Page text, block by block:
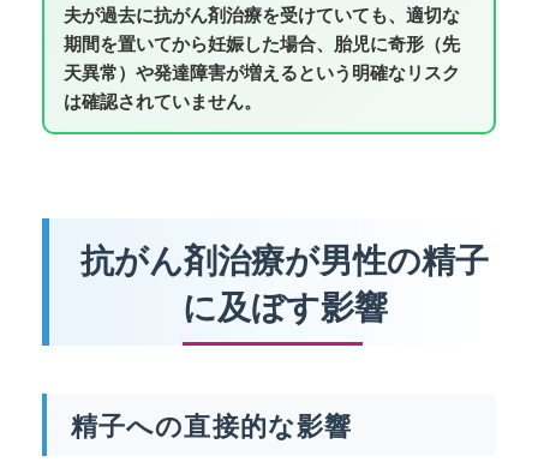
夫が過去に抗がん剤治療を受けていても、適切な
期間を置いてから妊娠した場合、胎児に奇形（先
天異常）や発達障害が増えるという明確なリスク
は確認されていません。
抗がん剤治療が男性の精子
に及ぼす影響
精子への直接的な影響